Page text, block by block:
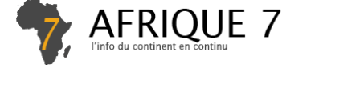
Skip
content